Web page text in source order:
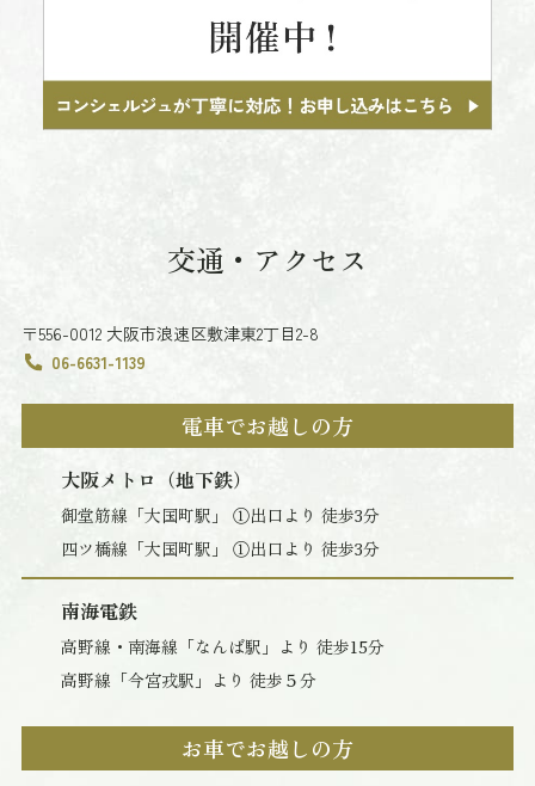
交通・アクセス
〒556-0012 大阪市浪速区敷津東2丁目2-8
06-6631-1139
電車でお越しの方
大阪メトロ（地下鉄）
御堂筋線「大国町駅」 ①出口より 徒歩3分
四ツ橋線「大国町駅」 ①出口より 徒歩3分
南海電鉄
高野線・南海線「なんば駅」より 徒歩15分
高野線「今宮戎駅」より 徒歩５分
お車でお越しの方